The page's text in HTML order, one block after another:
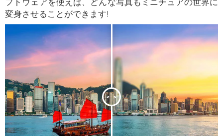
変身させることができます!
< >